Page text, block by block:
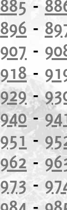
885 -
896 -
907 -
918-
929-
940-
951-
962 -
973 -